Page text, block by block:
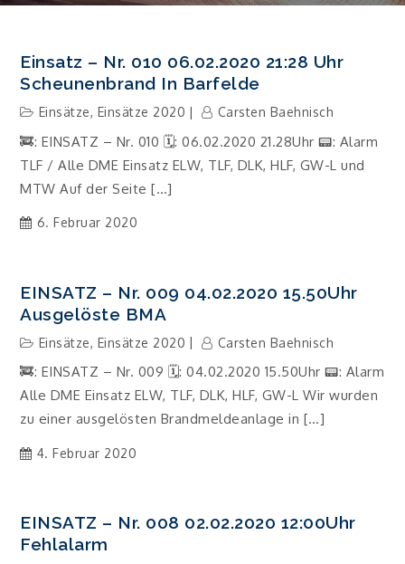
Einsatz – Nr. 010 06.02.2020 21:28 Uhr
Scheunenbrand In Barfelde
Einsätze, Einsätze 2020 Carsten Baehnisch
🚒: EINSATZ – Nr. 010 🗓: 06.02.2020 21.28Uhr 📟: Alarm
TLF / Alle DME Einsatz ELW, TLF, DLK, HLF, GW-L und
MTW Auf der Seite […]
6. Februar 2020
EINSATZ – Nr. 009 04.02.2020 15.50Uhr
Ausgelöste BMA
Einsätze, Einsätze 2020 Carsten Baehnisch
🚒: EINSATZ – Nr. 009 🗓: 04.02.2020 15.50Uhr 📟: Alarm
Alle DME Einsatz ELW, TLF, DLK, HLF, GW-L Wir wurden
zu einer ausgelösten Brandmeldeanlage in […]
4. Februar 2020
EINSATZ – Nr. 008 02.02.2020 12:00Uhr
Fehlalarm